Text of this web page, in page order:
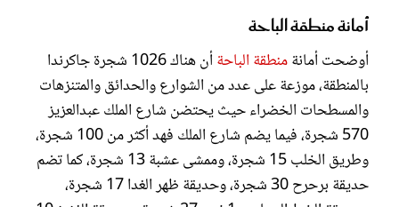
أمانة منطقة الباحة
أوضحت أمانةمنطقة الباحة
أن هناك 1026 شجرة جاكرندا
بالمنطقة، موزعة على عدد من الشوارع والحدائق والمتنزهات
والمسطحات الخضراء حيث يحتضن شارع الملك عبدالعزيز
570 شجرة، فيما يضم شارع الملك فهد أكثر من 100 شجرة،
وطريق الخلب 15 شجرة، وممشى عشبة 13 شجرة، كما تضم
حديقة برحرح 30 شجرة، وحديقة ظهر الغدا 17 شجرة،